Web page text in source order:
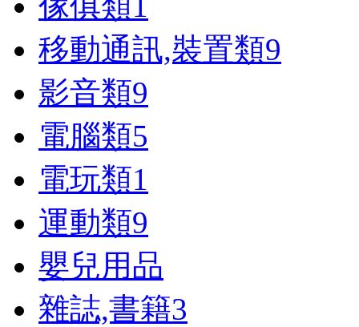
移動通訊,裝置類9
影音類9
電腦類5
電玩類1
運動類9
嬰兒用品
雜誌,書籍3